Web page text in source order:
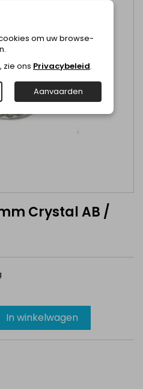
Crystal AB /
In winkelwagen
om uw browse-
zie ons Privacybeleid.
Aanvaarden